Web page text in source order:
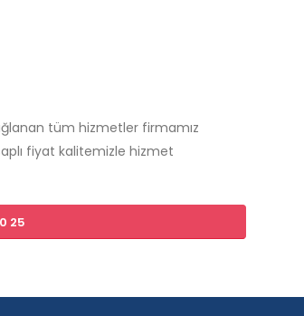
tüm hizmetler firmamız
fiyat kalitemizle hizmet
25